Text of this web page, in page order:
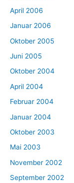
April 2006
Januar 2006
Oktober 2005
Juni 2005
Oktober 2004
April 2004
Februar 2004
Januar 2004
Oktober 2003
Mai 2003
November 2002
September 2002